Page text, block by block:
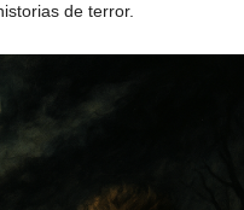
de terror.